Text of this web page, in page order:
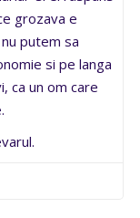
grozava e
nu putem sa
si pe langa
ca un om care